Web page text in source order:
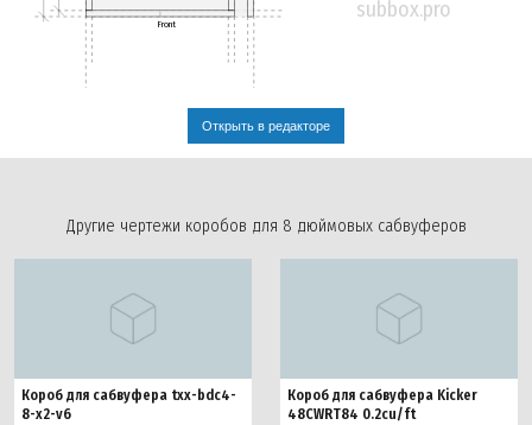
Front
subbox.pro
Открыть в редакторе
Другие чертежи коробов для 8 дюймовых сабвуферов
Короб для сабвуфера txx-bdc4-
8-x2-v6
Короб для сабвуфера Kicker
48CWRT84 0.2cu/ft